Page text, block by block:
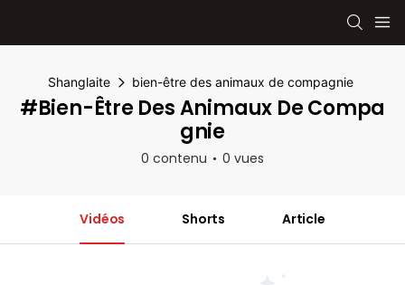
Shanglaite bien-être des animaux de compagnie
#bien-Être Des Animaux De Compa
Gnie
0 contenu 0 vues
Vidéos Shorts Article